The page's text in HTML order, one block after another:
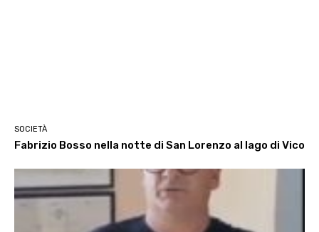
SOCIETÀ
Fabrizio Bosso nella notte di San Lorenzo al lago di Vico